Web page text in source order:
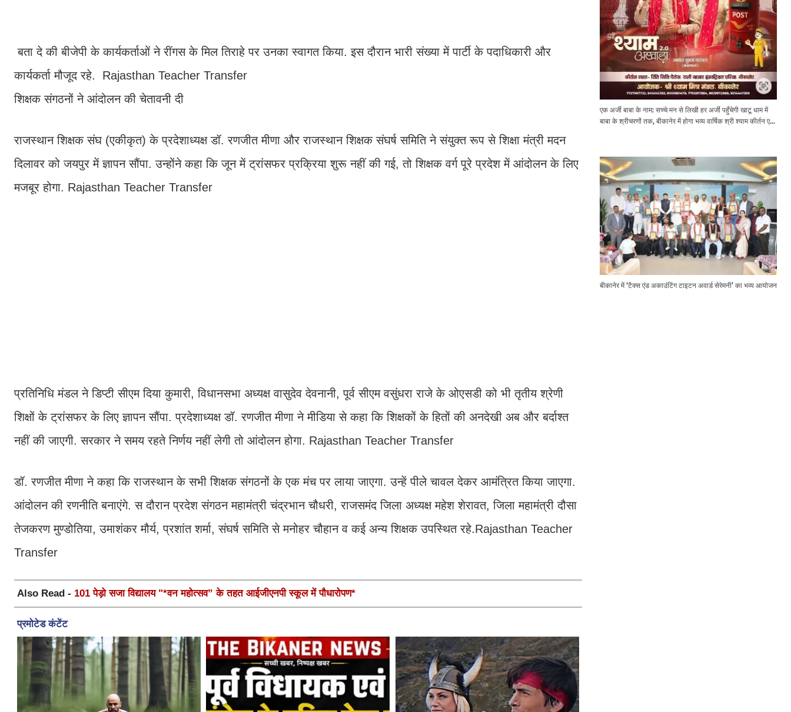
बता दे की बीजेपी के कार्यकर्ताओं ने रींगस के म‍िल त‍िराहे पर उनका स्‍वागत क‍िया. इस दौरान भारी संख्‍या में पार्टी के पदाध‍िकारी और
कार्यकर्ता मौजूद रहे. Rajasthan Teacher Transfer
श‍िक्षक संगठनों ने आंदोलन की चेतावनी दी
राजस्‍थान श‍िक्षक संघ (एकीकृत) के प्रदेशाध्‍यक्ष डॉ. रणजीत मीणा और राजस्थान शिक्षक संघर्ष समिति ने संयुक्त रूप से शिक्षा मंत्री मदन
दिलावर को जयपुर में ज्ञापन सौंपा. उन्होंने कहा क‍ि जून में ट्रांसफर प्रक्रिया शुरू नहीं की गई, तो श‍िक्षक वर्ग पूरे प्रदेश में आंदोलन के ल‍िए
मजबूर होगा. Rajasthan Teacher Transfer
प्रत‍िन‍िध‍ि मंडल ने ड‍िप्‍टी सीएम दिया कुमारी, व‍िधानसभा अध्‍यक्ष वासुदेव देवनानी, पूर्व सीएम वसुंधरा राजे के ओएसडी को भी तृतीय श्रेणी
श‍िक्षों के ट्रांसफर के ल‍िए ज्ञापन सौंपा. प्रदेशाध्‍यक्ष डॉ. रणजीत मीणा ने मीड‍िया से कहा क‍ि श‍िक्षकों के ह‍ितों की अनदेखी अब और बर्दाश्‍त
नहीं की जाएगी. सरकार ने समय रहते न‍िर्णय नहीं लेगी तो आंदोलन होगा. Rajasthan Teacher Transfer
डॉ. रणजीत मीणा ने कहा क‍ि राजस्‍थान के सभी श‍िक्षक संगठनों के एक मंच पर लाया जाएगा. उन्हें पीले चावल देकर आमंत्र‍ित क‍िया जाएगा.
आंदोलन की रणनीत‍ि बनाएंगे. स दौरान प्रदेश संगठन महामंत्री चंद्रभान चौधरी, राजसमंद जिला अध्यक्ष महेश शेरावत, जिला महामंत्री दौसा
तेजकरण मुण्डोतिया, उमाशंकर मौर्य, प्रशांत शर्मा, संघर्ष समिति से मनोहर चौहान व कई अन्य शिक्षक उपस्थित रहे.Rajasthan Teacher
Transfer
Also Read - 101 पेड़ो सजा विद्यालय "*वन महोत्सव” के तहत आईजीएनपी स्कूल में पौधारोपण*
एक अर्जी बाबा के नाम: सच्चे मन से लिखी हर अर्जी पहुँचेगी खाटू धाम में
बाबा के श्रीचरणों तक, बीकानेर में होगा भव्य वार्षिक श्री श्याम कीर्तन एवं
बीकानेर में ‘टैक्स एंड अकाउंटिंग टाइटन अवार्ड सेरेमनी’ का भव्य आयोजन